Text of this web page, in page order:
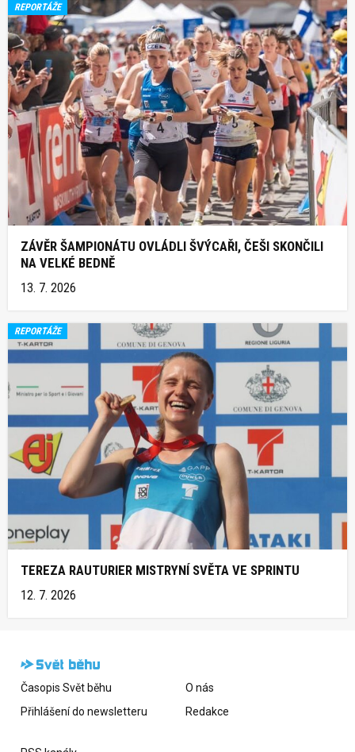
REPORTÁŽE
ZÁVĚR ŠAMPIONÁTU OVLÁDLI ŠVÝCAŘI, ČEŠI SKONČILI
NA VELKÉ BEDNĚ
13. 7. 2026
REPORTÁŽE
TEREZA RAUTURIER MISTRYNÍ SVĚTA VE SPRINTU
12. 7. 2026
Časopis Svět běhu
Přihlášení do newsletteru
O nás
Redakce